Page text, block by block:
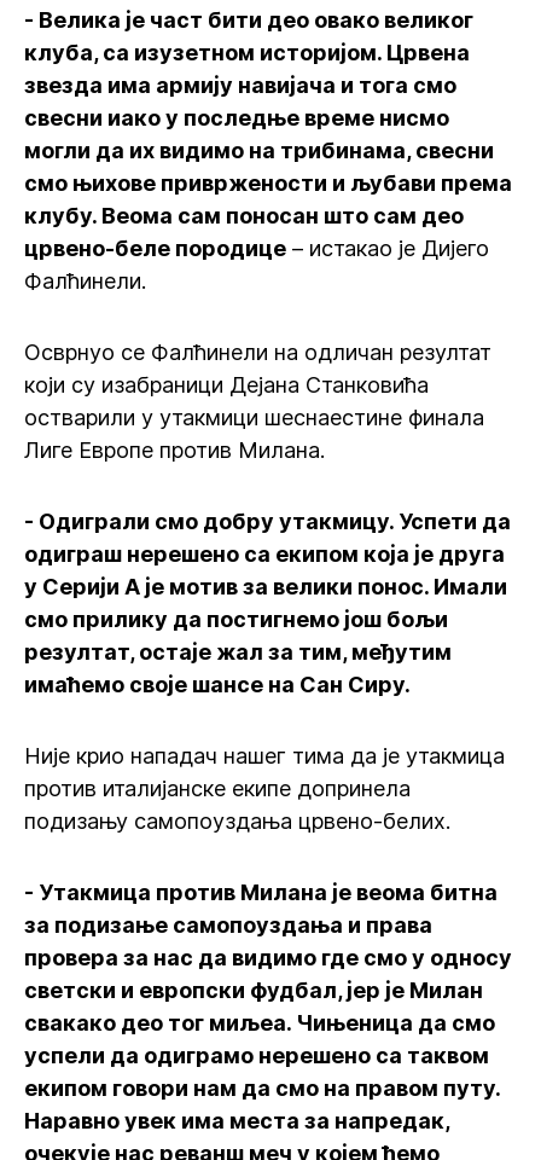
- Велика је част бити део овако великог
клуба, са изузетном историјом. Црвена
звезда има армију навијача и тога смо
свесни иако у последње време нисмо
могли да их видимо на трибинама, свесни
смо њихове привржености и љубави према
клубу. Веома сам поносан што сам део
црвено-беле породице – истакао је Дијего
Фалћинели.
Осврнуо се Фалћинели на одличан резултат
који су изабраници Дејана Станковића
остварили у утакмици шеснаестине финала
Лиге Европе против Милана.
- Одиграли смо добру утакмицу. Успети да
одиграш нерешено са екипом која је друга
у Серији А је мотив за велики понос. Имали
смо прилику да постигнемо још бољи
резултат, остаје жал за тим, међутим
имаћемо своје шансе на Сан Сиру.
Није крио нападач нашег тима да је утакмица
против италијанске екипе допринела
подизању самопоуздања црвено-белих.
- Утакмица против Милана је веома битна
за подизање самопоуздања и права
провера за нас да видимо где смо у односу
светски и европски фудбал, јер је Милан
свакако део тог миљеа. Чињеница да смо
успели да одиграмо нерешено са таквом
екипом говори нам да смо на правом путу.
Наравно увек има места за напредак,
очекује нас реванш меч у којем ћемо